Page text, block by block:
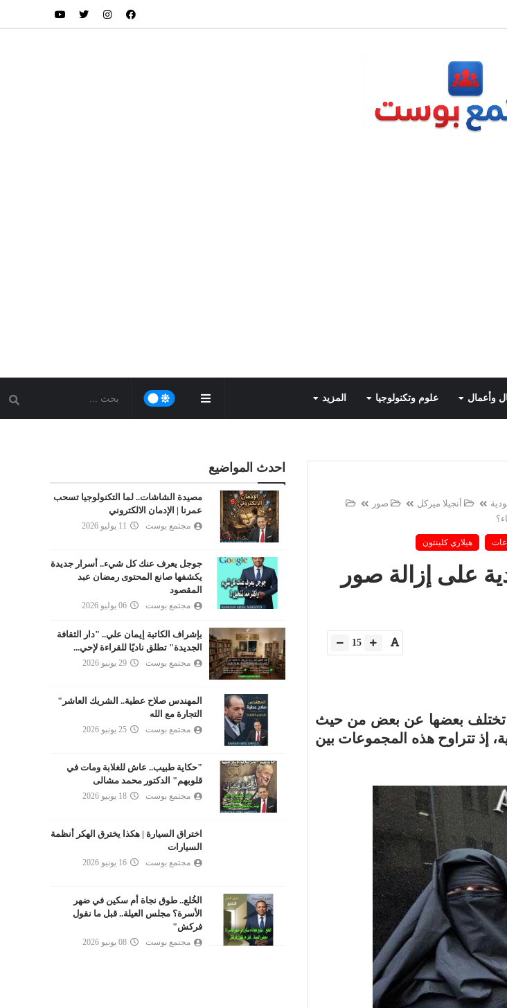
وأعمال علوم وتكنولوجيا المزيد
أنجيلا ميركل
صور
هيلاري كلينتون
على إزالة صور
15
تختلف بعضها عن بعض من حيث
إذ تتراوح هذه المجموعات بين
احدث المواضيع
مصيدة الشاشات.. لما التكنولوجيا تسحب
عمرنا | الإدمان الالكتروني
مجتمع بوست 11 يوليو 2026
جوجل يعرف عنك كل شيء.. أسرار جديدة
يكشفها صانع المحتوى رمضان عبد
المقصود
مجتمع بوست 06 يوليو 2026
بإشراف الكاتبة إيمان علي.. "دار الثقافة
الجديدة" تطلق ناديًا للقراءة لإحي...
مجتمع بوست 29 يونيو 2026
المهندس صلاح عطية.. الشريك العاشر"
التجارة مع الله
مجتمع بوست 25 يونيو 2026
"حكاية طبيب.. عاش للغلابة ومات في
قلوبهم" الدكتور محمد مشالى
مجتمع بوست 18 يونيو 2026
اختراق السيارة | هكذا يخترق الهكر أنظمة
السيارات
مجتمع بوست 16 يونيو 2026
الخُلع.. طوق نجاة أم سكين في ضهر
الأسرة؟ مجلس العيلة.. قبل ما نقول
فركش"
مجتمع بوست 08 يونيو 2026